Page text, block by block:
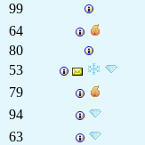
99
64
80
53
79
94
63